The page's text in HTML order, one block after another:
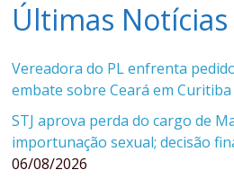
Últimas Notícias
Vereadora do PL enfrenta
embate sobre Ceará em Curitiba
STJ aprova perda do cargo de
importunação sexual; decisão
06/08/2026